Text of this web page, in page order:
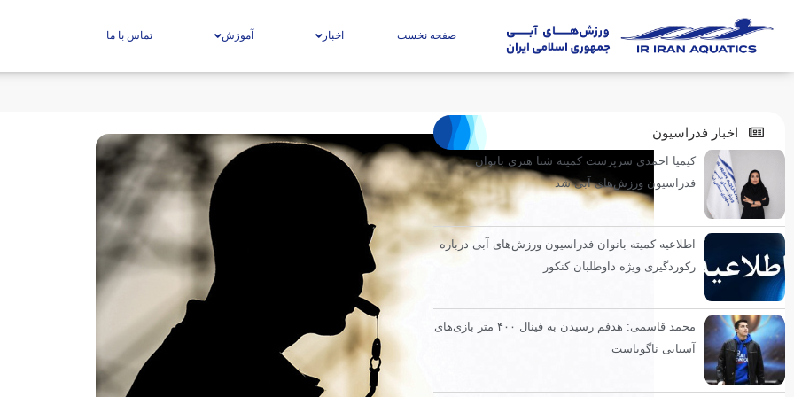
صفحه نخست اخبار آموزش تماس با ما
اخبار فدراسیون
کیمیا احمدی سرپرست کمیته شنا هنری بانوان
فدراسیون ورزش‌های آبی شد
اطلاعیه کمیته بانوان فدراسیون ورزش‌های آبی درباره
رکوردگیری ویژه داوطلبان کنکور
محمد قاسمی: هدفم رسیدن به فینال ۴۰۰ متر بازی‌های
آسیایی ناگویاست